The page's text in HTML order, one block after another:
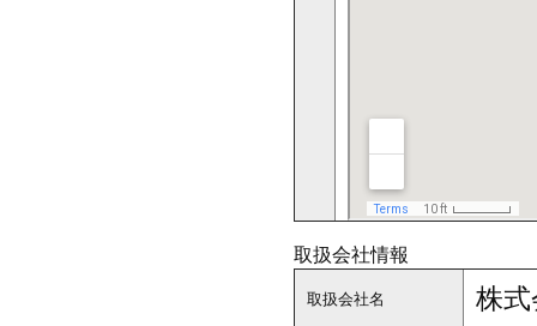
取扱会社情報
取扱会社名 株